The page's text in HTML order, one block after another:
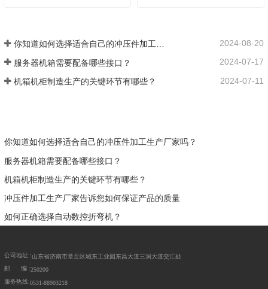
你知道如何选择适合自己的冲压件加工生产厂家吗？ 2024-08-20
服务器机箱需要配备哪些接口？ 2024-07-17
机箱机柜制造生产的关键环节有哪些？ 2024-07-11
你知道如何选择适合自己的冲压件加工生产厂家吗？
服务器机箱需要配备哪些接口？
机箱机柜制造生产的关键环节有哪些？
冲压件加工生产厂家告诉您如何保证产品的质量
如何正确选择自动数控折弯机？
公司地址 :山东省济南市章丘区城东工业园东昌大道三涧大道交汇处
邮 编 :250200
服务热线:0531-88903218